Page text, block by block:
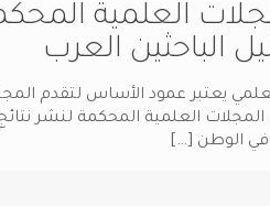
العلمية
الباحثين العرب
يعتبر عمود الأساس لتقدم
المجلات العلمية المحكمة لنشر
في الوطن […]